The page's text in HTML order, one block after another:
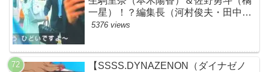
一星）！？編集長（河村俊夫・田中哲
司説も？【ネット・ツイッターの考察
5376 views
【SSSS.DYNAZENON（ダイナゼノ